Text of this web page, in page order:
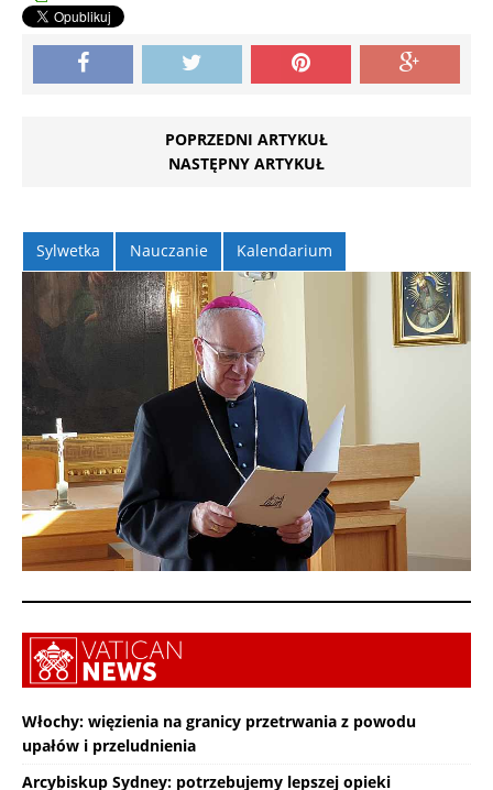
POPRZEDNI ARTYKUŁ
NASTĘPNY ARTYKUŁ
Sylwetka Nauczanie Kalendarium
Włochy: więzienia na granicy przetrwania z powodu
upałów i przeludnienia
Arcybiskup Sydney: potrzebujemy lepszej opieki